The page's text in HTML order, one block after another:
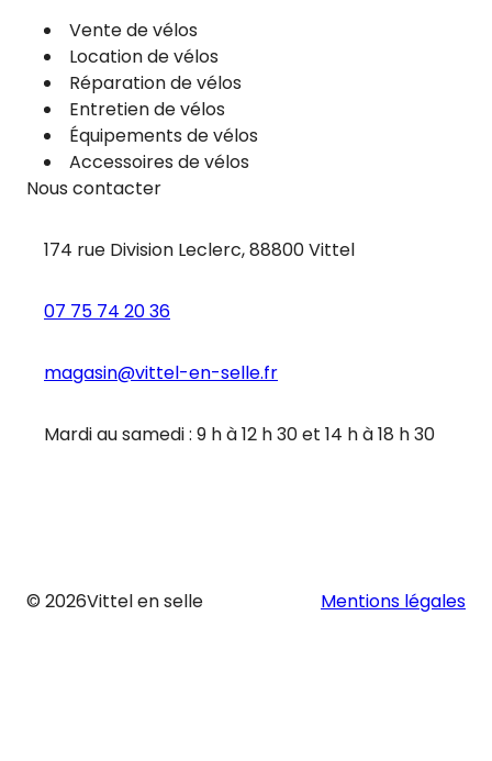
Vente de vélos
Location de vélos
Réparation de vélos
Entretien de vélos
Équipements de vélos
Accessoires de vélos
Nous contacter
174 rue Division Leclerc, 88800 Vittel
07 75 74 20 36
magasin@vittel-en-selle.fr
Mardi au samedi : 9 h à 12 h 30 et 14 h à 18 h 30
© 2026Vittel en selle Mentions légales